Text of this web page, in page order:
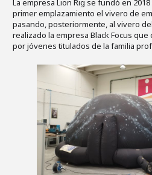
La empresa Lion Rig se fundó en
primer emplazamiento el vivero de
pasando, posteriormente, al vivero
realizado la empresa Black Focus que
por jóvenes titulados de la familia